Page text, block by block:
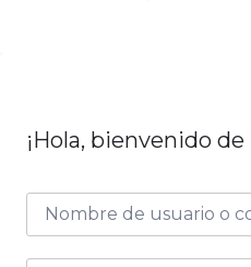
¡Hola, bienvenido
Curso